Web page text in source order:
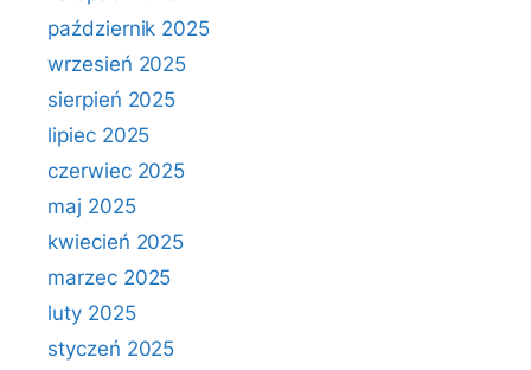
październik 2025
wrzesień 2025
sierpień 2025
lipiec 2025
czerwiec 2025
maj 2025
kwiecień 2025
marzec 2025
luty 2025
styczeń 2025